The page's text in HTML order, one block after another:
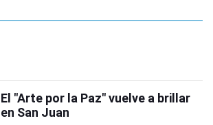
El "Arte por la Paz" vuelve a brillar
en San Juan